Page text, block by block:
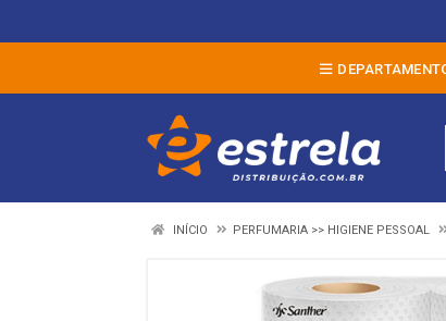
INÍCIO PERFUMARIA >> HIGIENE PESSOAL